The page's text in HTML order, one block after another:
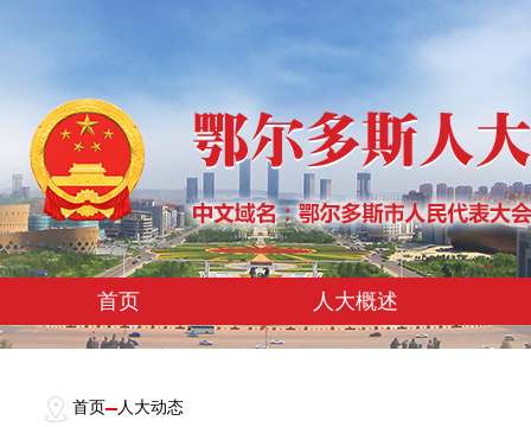
首页 人大概述
首页 人大动态